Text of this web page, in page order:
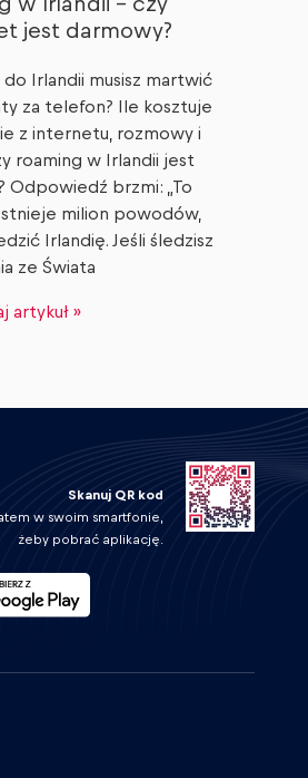
w Irlandii – czy
jest darmowy?
do Irlandii musisz martwić
za telefon? Ile kosztuje
z internetu, rozmowy i
roaming w Irlandii jest
Odpowiedź brzmi: „To
milion powodów,
Irlandię. Jeśli śledzisz
ze Świata
artykuł »
Skanuj QR kod
w swoim smartfonie,
żeby pobrać aplikację.